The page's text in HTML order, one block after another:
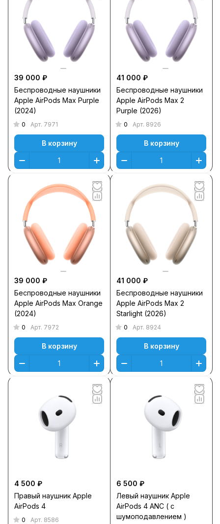
39 000 ₽
Беспроводные наушники
Apple AirPods Max Purple
(2024)
0 Арт. 7971
В корзину
41 000 ₽
Беспроводные наушники
Apple AirPods Max 2
Purple (2026)
0 Арт. 8926
В корзину
39 000 ₽
Беспроводные наушники
Apple AirPods Max Orange
(2024)
0 Арт. 7972
В корзину
41 000 ₽
Беспроводные наушники
Apple AirPods Max 2
Starlight (2026)
0 Арт. 8924
В корзину
4 500 ₽
Правый наушник Apple
AirPods 4
0 Арт. 8586
6 500 ₽
Левый наушник Apple
AirPods 4 ANC ( с
шумоподавлением )